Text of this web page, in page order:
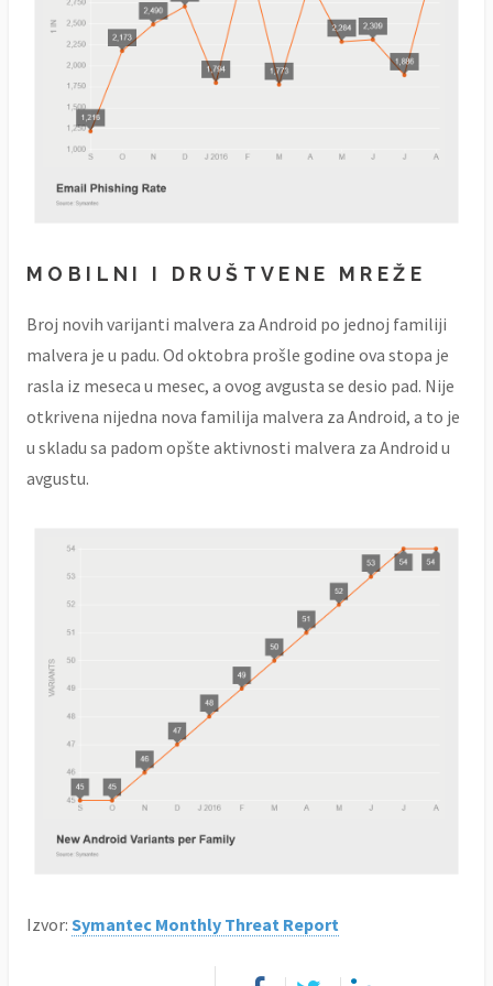
MOBILNI I DRUŠTVENE MREŽE
Broj novih varijanti malvera za Android po jednoj familiji
malvera je u padu. Od oktobra prošle godine ova stopa je
rasla iz meseca u mesec, a ovog avgusta se desio pad. Nije
otkrivena nijedna nova familija malvera za Android, a to je
u skladu sa padom opšte aktivnosti malvera za Android u
avgustu.
Izvor: Symantec Monthly Threat Report